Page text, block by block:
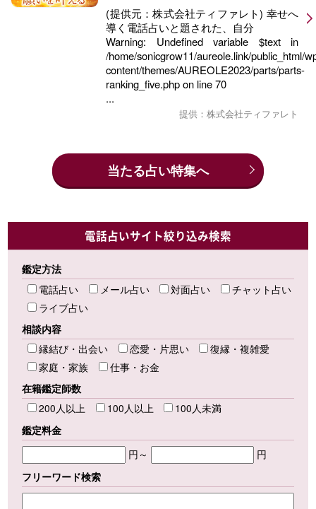
(提供元：株式会社ティファレト) 幸せへ
導く電話占いと題された、自分
Warning: Undefined variable $text in
/home/sonicgrow11/aureole.link/public_html/
content/themes/AUREOLE2023/parts/parts-
ranking_five.phpon line70
...
提供：株式会社ティファレト
当たる占い特集へ
電話占いサイト絞り込み検索
鑑定方法
電話占い
メール占い 対面占い
チャット占い
ライブ占い
相談内容
縁結び・出会い
恋愛・片思い
復縁・複雑愛
家庭・家族
仕事・お金
在籍鑑定師数
200人以上
100人以上
100人未満
鑑定料金
円～
円
フリーワード検索